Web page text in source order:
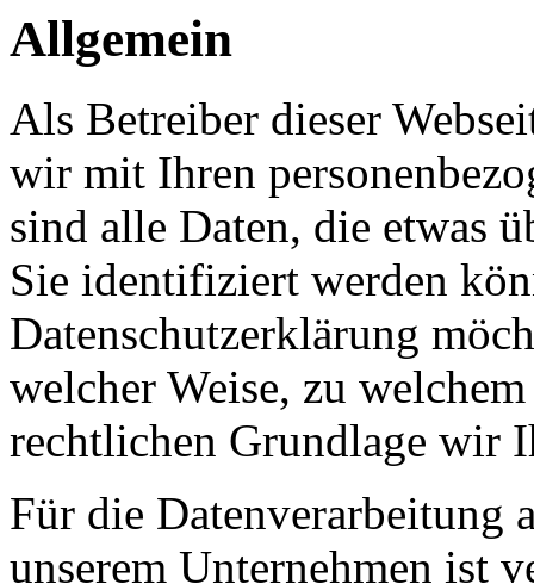
Allgemein
Als Betreiber dieser
wir mit Ihren
sind alle Daten, die etwas
Sie identifiziert werden
Datenschutzerklärung
welcher Weise, zu
rechtlichen Grundlage wir
Für die Datenverarbeitung
unserem Unternehmen ist